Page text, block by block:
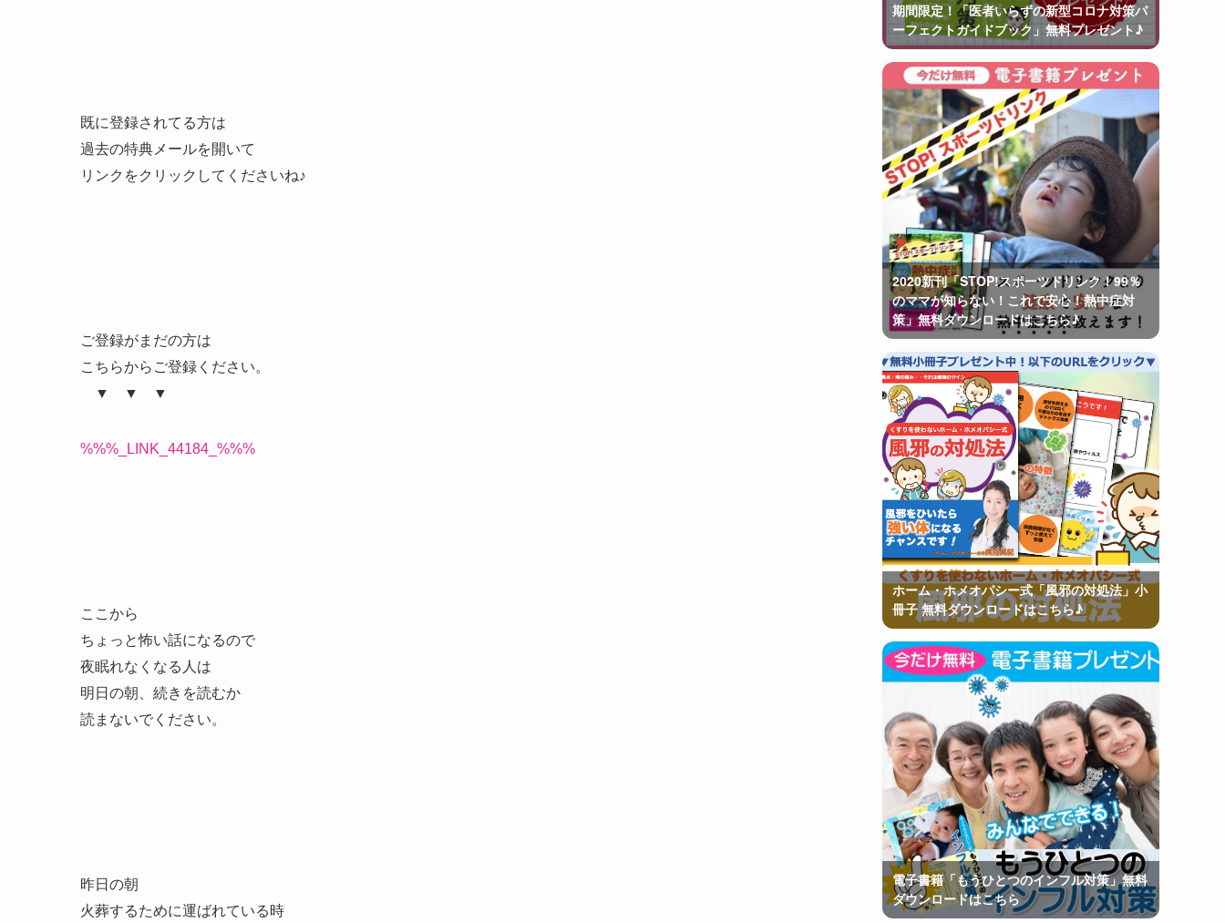
既に登録されてる方は
過去の特典メールを開いて
リンクをクリックしてくださいね♪
ご登録がまだの方は
こちらからご登録ください。
▼ ▼ ▼
%%%_LINK_44184_%%%
ここから
ちょっと怖い話になるので
夜眠れなくなる人は
明日の朝、続きを読むか
読まないでください。
昨日の朝
火葬するために運ばれている時
期間限定！「医者いらずの新型コロナ対策パ
ーフェクトガイドブック」無料プレゼント♪
2020新刊「STOP!スポーツドリンク！99％
のママが知らない！これで安心！熱中症対
策」無料ダウンロードはこちら♪
ホーム・ホメオパシー式「風邪の対処法」小
冊子 無料ダウンロードはこちら♪
電子書籍「もうひとつのインフル対策」無料
ダウンロードはこちら